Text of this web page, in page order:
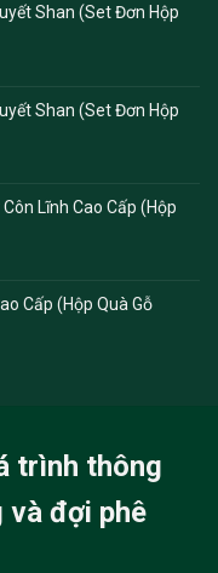
Shan (Set Đơn Hộp
Shan (Set Đơn Hộp
Lĩnh Cao Cấp (Hộp
Cấp (Hộp Quà Gỗ
trình thông
và đợi phê